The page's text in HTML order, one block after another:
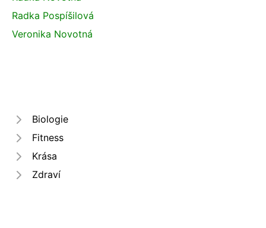
Radka Pospíšilová
Veronika Novotná
Biologie
Fitness
Krása
Zdraví